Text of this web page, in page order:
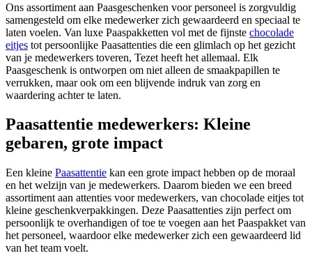
Ons assortiment aan Paasgeschenken voor personeel is zorgvuldig
samengesteld om elke medewerker zich gewaardeerd en speciaal te
laten voelen. Van luxe Paaspakketten vol met de fijnste chocolade
eitjes tot persoonlijke Paasattenties die een glimlach op het gezicht
van je medewerkers toveren, Tezet heeft het allemaal. Elk
Paasgeschenk is ontworpen om niet alleen de smaakpapillen te
verrukken, maar ook om een blijvende indruk van zorg en
waardering achter te laten.
Paasattentie medewerkers: Kleine
gebaren, grote impact
Een kleine Paasattentie kan een grote impact hebben op de moraal
en het welzijn van je medewerkers. Daarom bieden we een breed
assortiment aan attenties voor medewerkers, van chocolade eitjes tot
kleine geschenkverpakkingen. Deze Paasattenties zijn perfect om
persoonlijk te overhandigen of toe te voegen aan het Paaspakket van
het personeel, waardoor elke medewerker zich een gewaardeerd lid
van het team voelt.